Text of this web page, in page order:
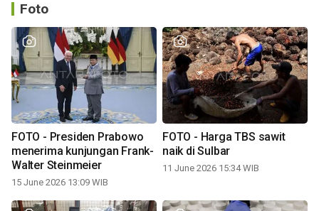
Foto
FOTO - Presiden Prabowo
menerima kunjungan Frank-
Walter Steinmeier
15 June 2026 13:09 WIB
FOTO - Harga TBS sawit
naik di Sulbar
11 June 2026 15:34 WIB